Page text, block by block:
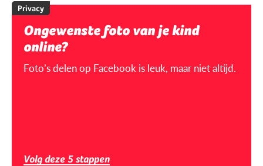
Privacy
Ongewenste foto van je kind
online?
Foto’s delen op Facebook is leuk, maar niet altijd.
Volg deze 5 stappen